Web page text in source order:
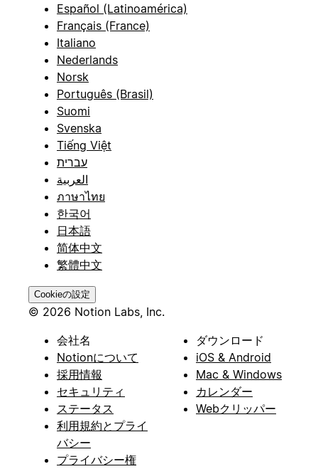
Español (Latinoamérica)
Français (France)
Italiano
Nederlands
Norsk
Português (Brasil)
Suomi
Svenska
Tiếng Việt
עברית
العربية
ภาษาไทย
한국어
日本語
简体中文
繁體中文
Cookieの設定
© 2026 Notion Labs, Inc.
会社名
Notionについて
採用情報
セキュリティ
ステータス
利用規約とプライ
バシー
プライバシー権
ダウンロード
iOS & Android
Mac & Windows
カレンダー
Webクリッパー